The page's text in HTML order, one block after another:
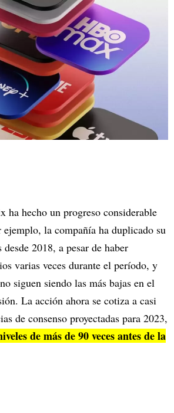
ha hecho un progreso considerable
ejemplo, la compañía ha duplicado su
desde 2018, a pesar de haber
varias veces durante el período, y
siguen siendo las más bajas en el
La acción ahora se cotiza a casi
de consenso proyectadas para 2023,
de más de 90 veces antes de la